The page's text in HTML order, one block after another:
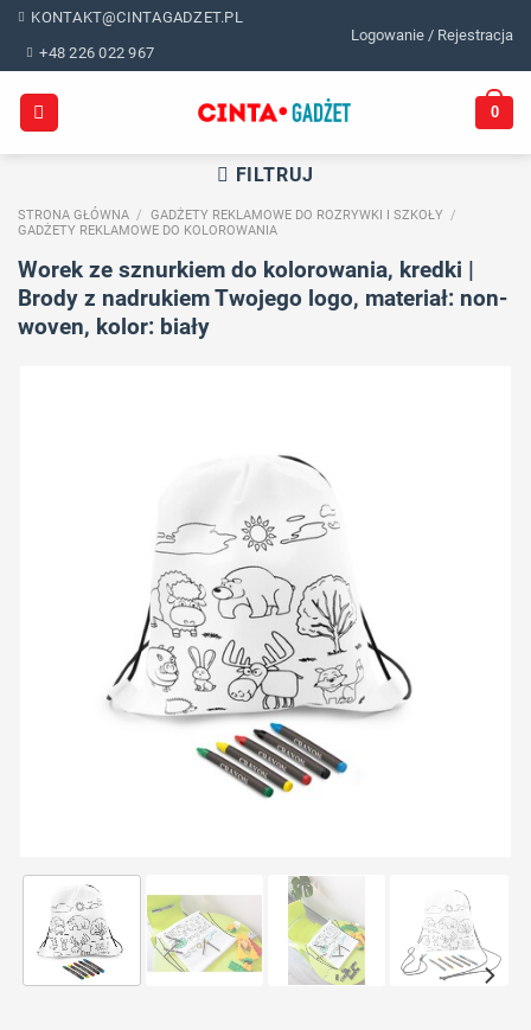
Skip
content
KONTAKT@CINTAGADZET.PL
+48 226 022 967
Logowanie / Rejestracja
0
FILTRUJ
STRONA GŁÓWNA / GADŻETY REKLAMOWE DO ROZRYWKI I SZKOŁY /
GADŻETY REKLAMOWE DO KOLOROWANIA
Worek ze sznurkiem do kolorowania, kredki |
Brody z nadrukiem Twojego logo, materiał: non-
woven, kolor: biały